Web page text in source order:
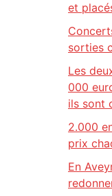
et
sorties
Les
000
ils sont
2.000
prix
En